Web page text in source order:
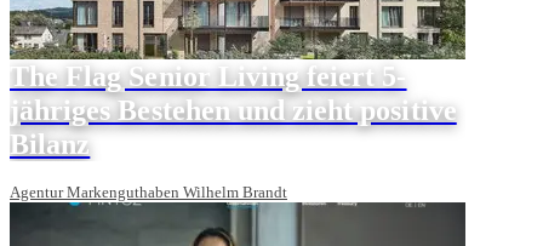
The Flag Senior Living feiert 5-
jähriges Bestehen und zieht positive
Bilanz
Agentur Markenguthaben Wilhelm Brandt